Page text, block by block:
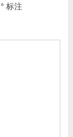
* 标注